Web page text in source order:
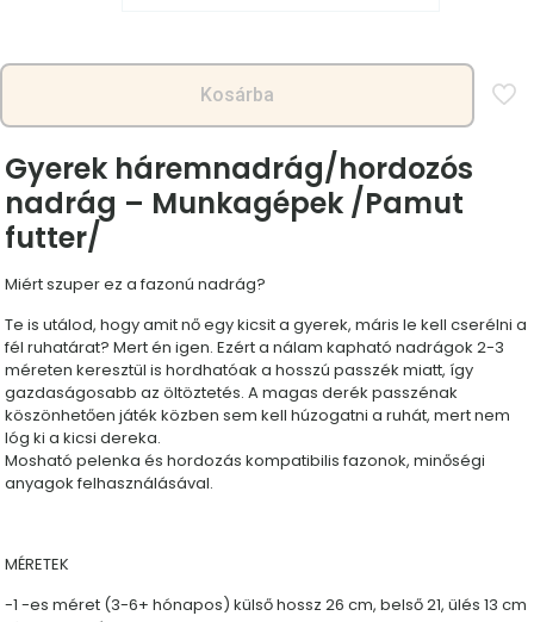
Kosárba
Gyerek háremnadrág/hordozós
nadrág – Munkagépek /Pamut
futter/
Miért szuper ez a fazonú nadrág?
Te is utálod, hogy amit nő egy kicsit a gyerek, máris le kell cserélni a
fél ruhatárat? Mert én igen. Ezért a nálam kapható nadrágok 2-3
méreten keresztül is hordhatóak a hosszú passzék miatt, így
gazdaságosabb az öltöztetés. A magas derék passzénak
köszönhetően játék közben sem kell húzogatni a ruhát, mert nem
lóg ki a kicsi dereka.
Mosható pelenka és hordozás kompatibilis fazonok, minőségi
anyagok felhasználásával.
MÉRETEK
-1 -es méret (3-6+ hónapos) külső hossz 26 cm, belső 21, ülés 13 cm